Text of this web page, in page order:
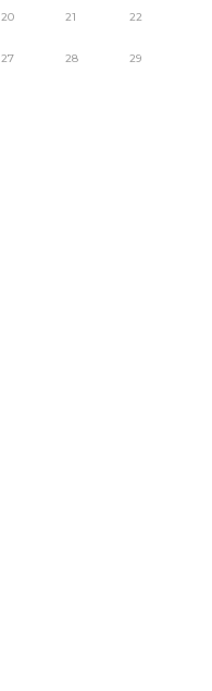
20 21 22
27 28 29